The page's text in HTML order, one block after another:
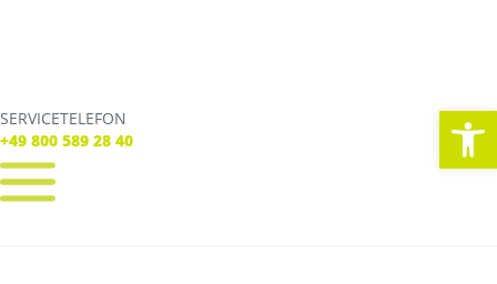
SERVICETELEFON
+49 800 589 28 40
SERVICE TELEFON
+49 800 589 28 40